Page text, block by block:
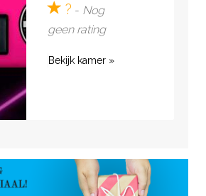
? - Nog
geen rating
Bekijk kamer »